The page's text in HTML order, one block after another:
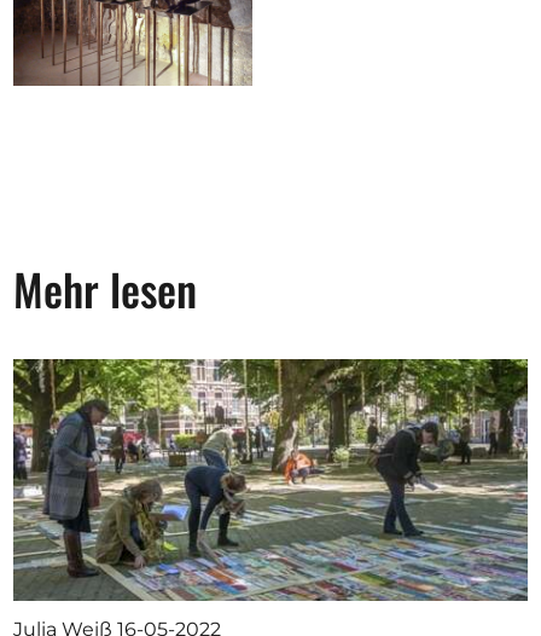
Mehr lesen
Julia Weiß16-05-2022